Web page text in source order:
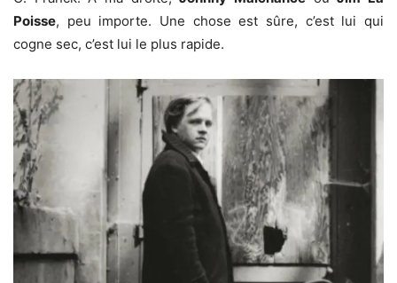
Poisse, peu importe. Une chose est sûre, c’est lui qui
cogne sec, c’est lui le plus rapide.